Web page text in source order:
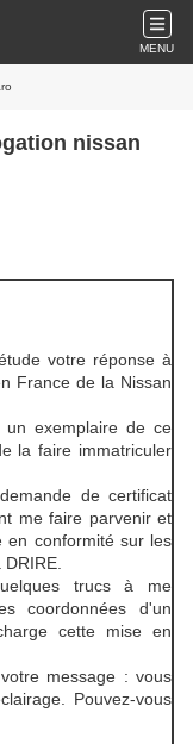
MENU
nissan
votre réponse à
France de la Nissan
un exemplaire de ce
la faire immatriculer
de certificat
me faire parvenir et
en conformité sur les
trucs à me
coordonnées d'un
cette mise en
message : vous
Pouvez-vous